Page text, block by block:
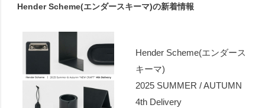
Hender Scheme(エンダースキーマ)の新着情報
Hender Scheme(エンダース
キーマ)
2025 SUMMER / AUTUMN
4th Delivery